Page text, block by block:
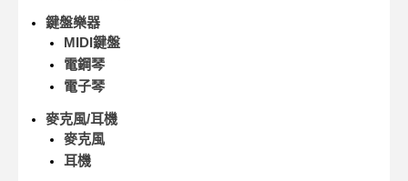
鍵盤樂器
MIDI鍵盤
電鋼琴
電子琴
麥克風/耳機
麥克風
耳機